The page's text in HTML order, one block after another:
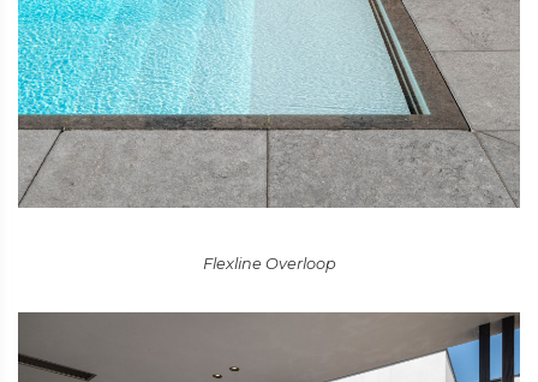
Flexline Overloop